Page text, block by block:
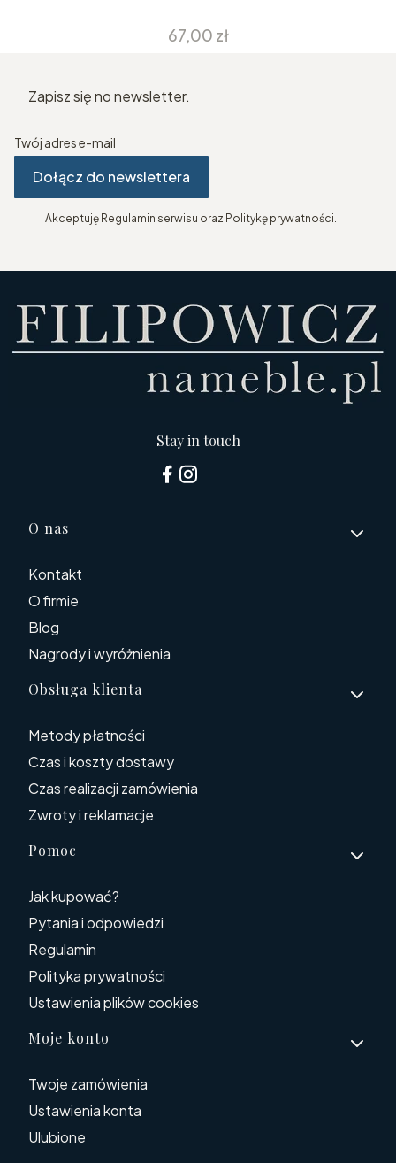
Cena
67,00 zł
Zapisz się no newsletter.
Twój adres e-mail
Dołącz do newslettera
Akceptuję Regulamin serwisu oraz Politykę prywatności.
Stay in touch
Linki w stopce
O nas
Kontakt
O firmie
Blog
Nagrody i wyróżnienia
Obsługa klienta
Metody płatności
Czas i koszty dostawy
Czas realizacji zamówienia
Zwroty i reklamacje
Pomoc
Jak kupować?
Pytania i odpowiedzi
Regulamin
Polityka prywatności
Ustawienia plików cookies
Moje konto
Twoje zamówienia
Ustawienia konta
Ulubione